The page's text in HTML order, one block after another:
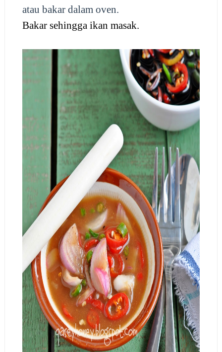
atau bakar dalam oven.
Bakar sehingga ikan masak.